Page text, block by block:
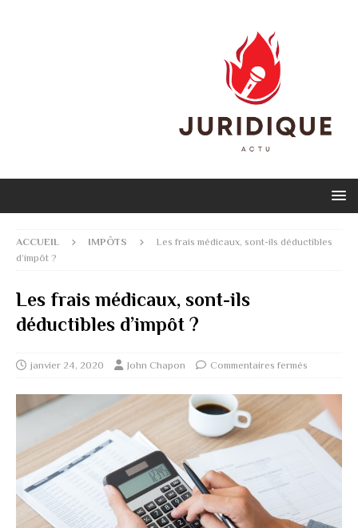
ACCUEIL IMPÔTS
Les frais médicaux, sont-ils déductibles
d’impôt ?
Les frais médicaux, sont-ils
déductibles d’impôt ?
janvier 24, 2020 John Chapon Commentaires fermés